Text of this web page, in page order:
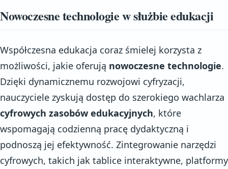
Nowoczesne technologie w służbie edukacji
Współczesna edukacja coraz śmielej korzysta z
możliwości, jakie oferują nowoczesne technologie.
Dzięki dynamicznemu rozwojowi cyfryzacji,
nauczyciele zyskują dostęp do szerokiego wachlarza
cyfrowych zasobów edukacyjnych, które
wspomagają codzienną pracę dydaktyczną i
podnoszą jej efektywność. Zintegrowanie narzędzi
cyfrowych, takich jak tablice interaktywne, platformy